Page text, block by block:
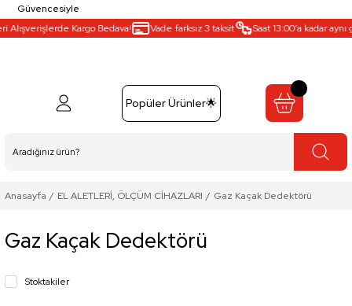
Güvencesiyle
Kargo Bedava!
Vade farksız 3 taksit Saat 13:00’a kadar aynı
Popüler Ürünler🌟
Anasayfa EL ALETLERİ, ÖLÇÜM CİHAZLARI Gaz Kaçak Dedektörü
Gaz Kaçak Dedektörü
Stoktakiler